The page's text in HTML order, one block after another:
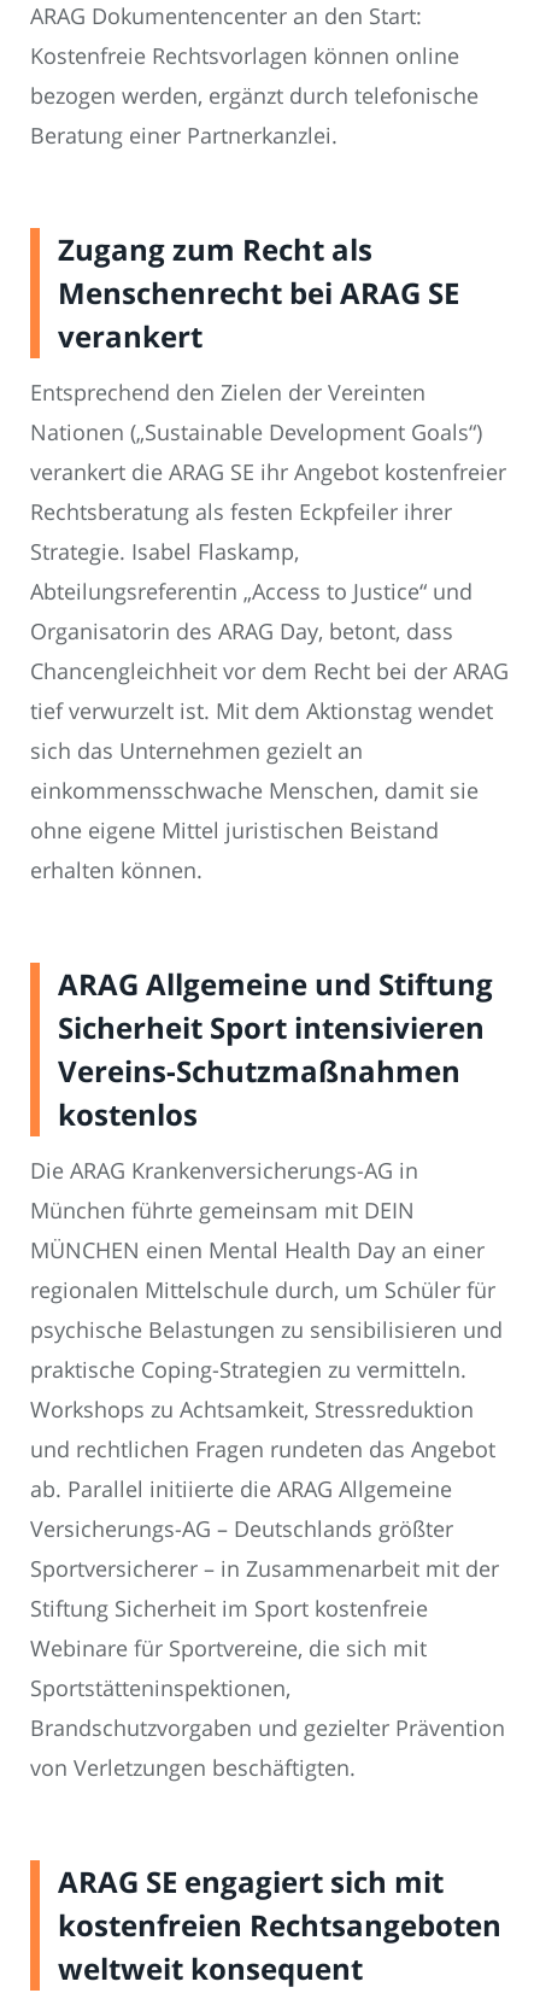
ARAG Dokumentencenter an den Start:
Kostenfreie Rechtsvorlagen können online
bezogen werden, ergänzt durch telefonische
Beratung einer Partnerkanzlei.
Zugang zum Recht als
Menschenrecht bei ARAG SE
verankert
Entsprechend den Zielen der Vereinten
Nationen („Sustainable Development Goals“)
verankert die ARAG SE ihr Angebot kostenfreier
Rechtsberatung als festen Eckpfeiler ihrer
Strategie. Isabel Flaskamp,
Abteilungsreferentin „Access to Justice“ und
Organisatorin des ARAG Day, betont, dass
Chancengleichheit vor dem Recht bei der ARAG
tief verwurzelt ist. Mit dem Aktionstag wendet
sich das Unternehmen gezielt an
einkommensschwache Menschen, damit sie
ohne eigene Mittel juristischen Beistand
erhalten können.
ARAG Allgemeine und Stiftung
Sicherheit Sport intensivieren
Vereins-Schutzmaßnahmen
kostenlos
Die ARAG Krankenversicherungs-AG in
München führte gemeinsam mit DEIN
MÜNCHEN einen Mental Health Day an einer
regionalen Mittelschule durch, um Schüler für
psychische Belastungen zu sensibilisieren und
praktische Coping-Strategien zu vermitteln.
Workshops zu Achtsamkeit, Stressreduktion
und rechtlichen Fragen rundeten das Angebot
ab. Parallel initiierte die ARAG Allgemeine
Versicherungs-AG – Deutschlands größter
Sportversicherer – in Zusammenarbeit mit der
Stiftung Sicherheit im Sport kostenfreie
Webinare für Sportvereine, die sich mit
Sportstätteninspektionen,
Brandschutzvorgaben und gezielter Prävention
von Verletzungen beschäftigten.
ARAG SE engagiert sich mit
kostenfreien Rechtsangeboten
weltweit konsequent